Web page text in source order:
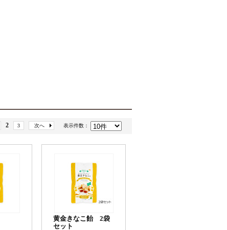
2 3 次へ 表示件数：
黄金きなこ飴 2袋
セット